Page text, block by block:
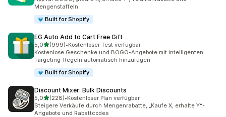
Mengenstaffeln
Built for Shopify
EG Auto Add to Cart Free Gift
5,0von 5 Sternen
(999)
999 Rezensionen insgesamt
•Kostenloser Test verfügbar
Kostenlose Geschenke und BOGO-Angebote mit intelligenten
Targeting-Regeln automatisch hinzufügen
Built for Shopify
Discount Mixer: Bulk Discounts
5,0von 5 Sternen
(228)
228 Rezensionen insgesamt
•Kostenloser Plan verfügbar
Steigere Verkäufe durch Mengenrabatte, „Kaufe X, erhalte Y“-
Angebote und Rabattcodes